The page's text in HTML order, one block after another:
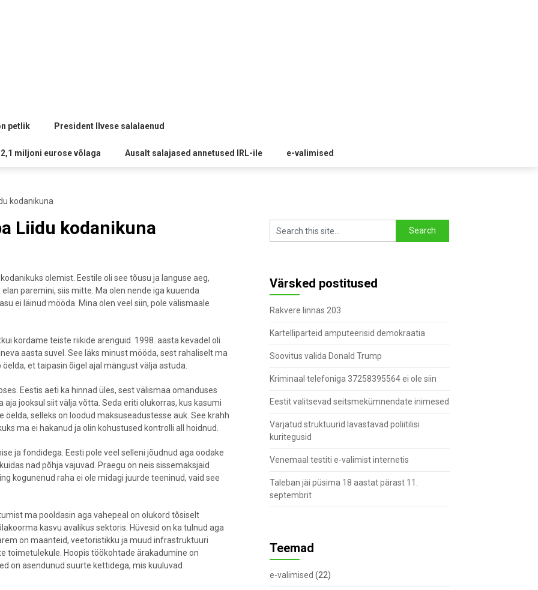
petlik President Ilvese salalaenud
miljoni eurose võlaga Ausalt salajased annetused IRL-ile e-valimised
kodanikuna
Liidu kodanikuna
olemist. Eestile oli see tõusu ja languse aeg,
paremini, siis mitte. Ma olen nende iga kuuenda
ei läinud mööda. Mina olen veel siin, pole välismaale
kordame teiste riikide arenguid. 1998. aasta kevadel oli
aasta suvel. See läks minust mööda, sest rahaliselt ma
et taipasin õigel ajal mängust välja astuda.
Eestis aeti ka hinnad üles, sest välismaa omanduses
jooksul siit välja võtta. Seda eriti olukorras, kus kasumi
selleks on loodud maksuseadustesse auk. See krahh
ma ei hakanud ja olin kohustused kontrolli all hoidnud.
ja fondidega. Eesti pole veel selleni jõudnud aga oodake
nad põhja vajuvad. Praegu on neis sissemaksjaid
kogunenud raha ei ole midagi juurde teeninud, vaid see
ma pooldasin aga vahepeal on olukord tõsiselt
kasvu avalikus sektoris. Hüvesid on ka tulnud aga
on maanteid, veetoristikku ja muud infrastruktuuri
toimetulekule. Hoopis töökohtade ärakadumine on
on asendunud suurte kettidega, mis kuuluvad
Värsked postitused
Rakvere linnas 203
Kartelliparteid amputeerisid demokraatia
Soovitus valida Donald Trump
Kriminaal telefoniga 37258395564 ei ole siin
Eestit valitsevad seitsmekümnendate inimesed
Varjatud struktuurid lavastavad poliitilisi
kuritegusid
Venemaal testiti e-valimist internetis
Taleban jäi püsima 18 aastat pärast 11.
septembrit
Teemad
e-valimised (22)